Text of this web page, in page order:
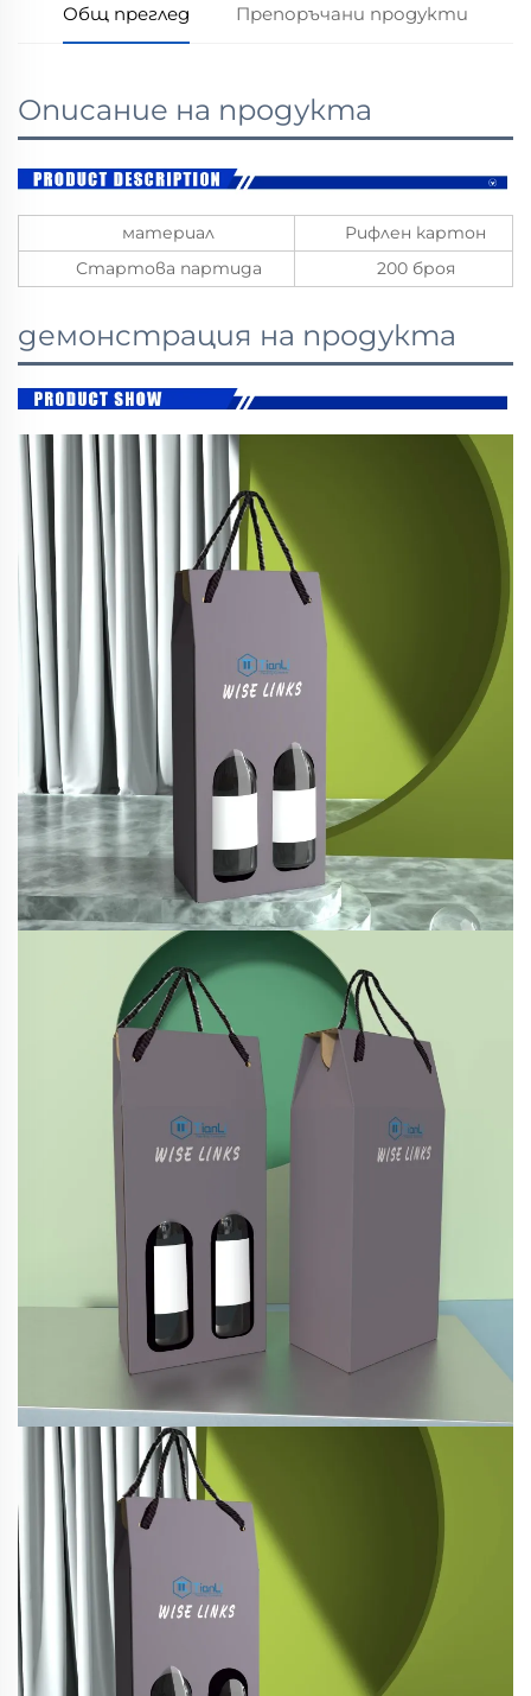
Общ преглед Препоръчани продукти
Описание на продукта
материал
Рифлен картон
Стартова партида
200 броя
демонстрация на продукта